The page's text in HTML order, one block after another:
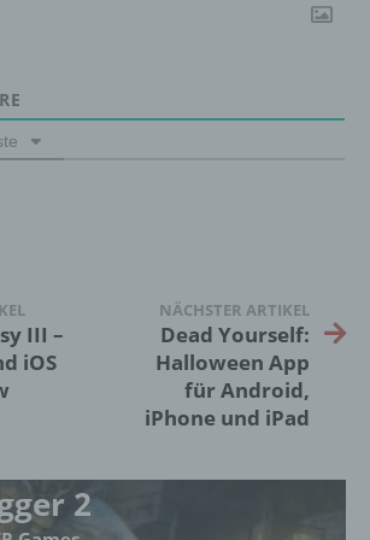
III –
iOS
NÄCHSTER ARTIKEL
Dead Yourself:
Halloween App
für Android,
iPhone und iPad
2
nicht mehr einer spezifischen
Person zugeordnet werden
sofern diese zusätzlichen
gesondert aufbewahrt werden
und organisatorischen
unterliegen, die gewährleisten,
oder identifizierbaren
Person zugewiesen werden.